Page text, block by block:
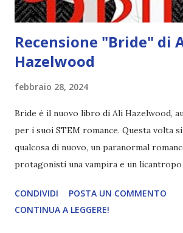
Recensione "Bride" di
Hazelwood
febbraio 28, 2024
Bride è il nuovo libro di Ali Hazelwood,
per i suoi STEM romance. Questa volta
qualcosa di nuovo, un paranormal
protagonisti una vampira e un
mia recensione di Bride! Titolo: Bride
Hazelwood Pagine: 384 Editore: Sperling
CONDIVIDI
POSTA UN COMMENTO
CONTINUA A LEGGERE!